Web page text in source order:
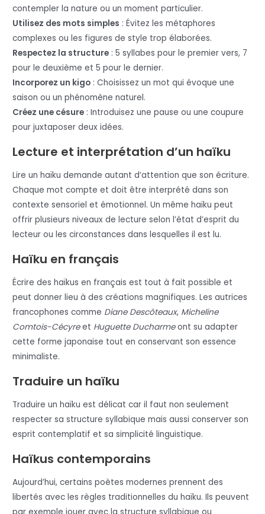
contempler la nature ou un moment particulier.
Utilisez des mots simples : Évitez les métaphores
complexes ou les figures de style trop élaborées.
Respectez la structure : 5 syllabes pour le premier vers, 7
pour le deuxième et 5 pour le dernier.
Incorporez un kigo : Choisissez un mot qui évoque une
saison ou un phénomène naturel.
Créez une césure : Introduisez une pause ou une coupure
pour juxtaposer deux idées.
Lecture et interprétation d’un haïku
Lire un haïku demande autant d’attention que son écriture.
Chaque mot compte et doit être interprété dans son
contexte sensoriel et émotionnel. Un même haïku peut
offrir plusieurs niveaux de lecture selon l’état d’esprit du
lecteur ou les circonstances dans lesquelles il est lu.
Haïku en français
Écrire des haïkus en français est tout à fait possible et
peut donner lieu à des créations magnifiques. Les autrices
francophones comme Diane Descôteaux, Micheline
Comtois-Cécyreet Huguette Ducharmeont su adapter
cette forme japonaise tout en conservant son essence
minimaliste.
Traduire un haïku
Traduire un haïku est délicat car il faut non seulement
respecter sa structure syllabique mais aussi conserver son
esprit contemplatif et sa simplicité linguistique.
Haïkus contemporains
Aujourd’hui, certains poètes modernes prennent des
libertés avec les règles traditionnelles du haïku. Ils peuvent
par exemple jouer avec la structure syllabique ou